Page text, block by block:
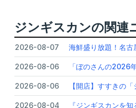
ジンギスカンの関連
2026-08-07 海鮮盛り放題！名
2026-08-06 「ぼのさんの2026
2026-08-06 【開店】すすきの
2026-08-04 『ジンギスカンを